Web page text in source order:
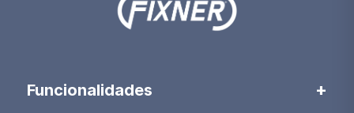
Funcionalidades